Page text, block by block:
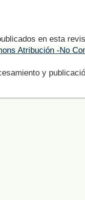
en esta
Atribución -No
y